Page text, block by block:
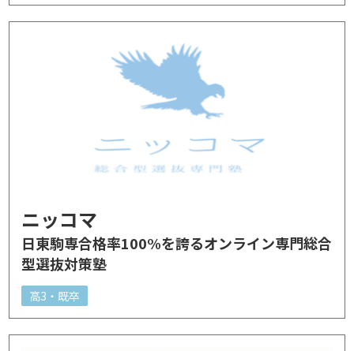
ニッコマ
日東駒専合格率100%を誇るオンライン専門総合
型選抜対策塾
高3・既卒